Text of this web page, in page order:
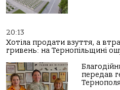
20:13
Хотіла продати взуття, а
гривень: на Тернопільщині
передав